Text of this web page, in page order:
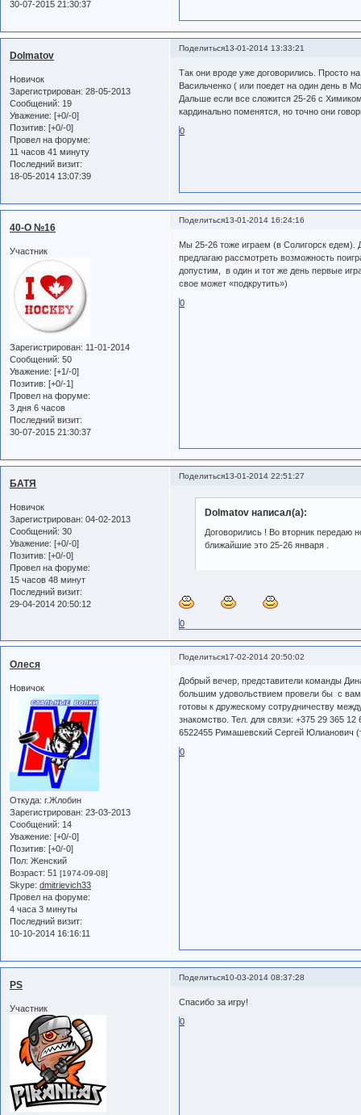
30-07-2015 21:30:37
Поделиться13-01-2014 13:33:21
Dolmatov
Новичок
Зарегистрирован: 28-05-2013
Сообщений: 19
Уважение: [+0/-0]
Позитив: [+0/-0]
Провел на форуме:
11 часов 41 минуту
Последний визит:
18-05-2014 13:07:39
Так они вроде уже договорились. Просто
Васильченко ( или поедет на один день в
Дальше если все сложится 25-26 с
кардинально поменятся, но точно они
0
Поделиться13-01-2014 16:24:16
40-О №16
Участник
Зарегистрирован: 11-01-2014
Сообщений: 50
Уважение: [+1/-0]
Позитив: [+0/-1]
Провел на форуме:
3 дня 6 часов
Последний визит:
30-07-2015 21:30:37
Мы 25-26 тоже играем (в Солигорск едем).
предлагаю рассмотреть возможность
допустим, в один и тот же день первые
свое может «подкрутить»)
0
Поделиться13-01-2014 22:51:27
БАТЯ
Новичок
Зарегистрирован: 04-02-2013
Сообщений: 30
Уважение: [+0/-0]
Позитив: [+0/-0]
Провел на форуме:
15 часов 48 минут
Последний визит:
29-04-2014 20:50:12
Dolmatov написал(а):
Договорились ! Во вторник передаю
ближайшие это 25-26 января .
0
Поделиться17-02-2014 20:50:02
Олеся
Новичок
Откуда: г.Жлобин
Зарегистрирован: 23-03-2013
Сообщений: 14
Уважение: [+0/-0]
Позитив: [+0/-0]
Пол: Женский
Возраст: 51 [1974-09-08]
Skype: dmitrievich33
Провел на форуме:
4 часа 3 минуты
Последний визит:
10-10-2014 16:16:11
Добрый вечер, представители команды
большим удовольствием провели бы с
готовы к дружескому сотрудничеству
знакомство. Тел. для связи: +375 29 365
6522455 Римашевский Сергей Юлианович
0
Поделиться10-03-2014 08:37:28
PS
Участник
Спасибо за игру!
0